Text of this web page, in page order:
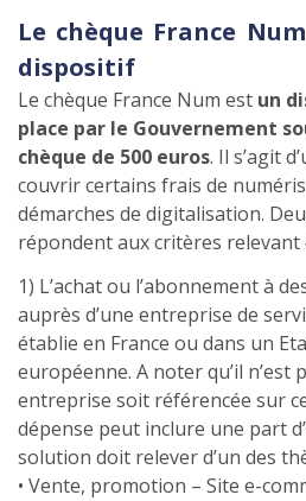
Le chèque France
dispositif
Le chèque France Num est un
place par le Gouvernement
chèque de 500 euros. Il s’agit
couvrir certains frais de
démarches de digitalisation.
répondent aux critères relevant
1) L’achat ou l’abonnement à
auprès d’une entreprise de
établie en France ou dans un
européenne. A noter qu’il n’est
entreprise soit référencée sur
dépense peut inclure une part
solution doit relever d’un des
• Vente, promotion – Site e-